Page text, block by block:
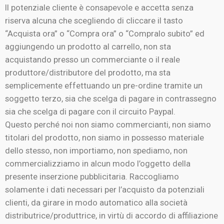
Il potenziale cliente è consapevole e accetta senza
riserva alcuna che scegliendo di cliccare il tasto
“Acquista ora” o “Compra ora” o “Compralo subito” ed
aggiungendo un prodotto al carrello, non sta
acquistando presso un commerciante o il reale
produttore/distributore del prodotto, ma sta
semplicemente effettuando un pre-ordine tramite un
soggetto terzo, sia che scelga di pagare in contrassegno
sia che scelga di pagare con il circuito Paypal.
Questo perché noi non siamo commercianti, non siamo
titolari del prodotto, non siamo in possesso materiale
dello stesso, non importiamo, non spediamo, non
commercializziamo in alcun modo l’oggetto della
presente inserzione pubblicitaria. Raccogliamo
solamente i dati necessari per l’acquisto da potenziali
clienti, da girare in modo automatico alla società
distributrice/produttrice, in virtù di accordo di affiliazione